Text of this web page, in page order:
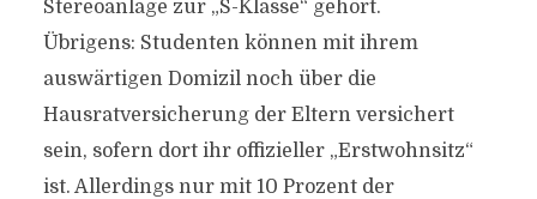
Stereoanlage zur „S-Klasse“ gehört.
Übrigens: Studenten können mit ihrem
auswärtigen Domizil noch über die
Hausratversicherung der Eltern versichert
sein, sofern dort ihr offizieller „Erstwohnsitz“
ist. Allerdings nur mit 10 Prozent der